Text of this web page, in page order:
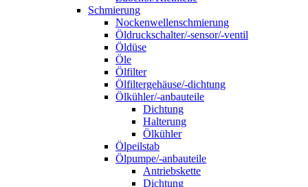
Schmierung
Nockenwellenschmierung
Öldruckschalter/-sensor/-ventil
Öldüse
Öle
Ölfilter
Ölfiltergehäuse/-dichtung
Ölkühler/-anbauteile
Dichtung
Halterung
Ölkühler
Ölpeilstab
Ölpumpe/-anbauteile
Antriebskette
Dichtung